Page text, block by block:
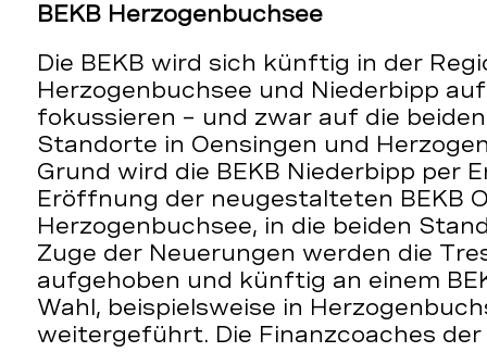
BEKB Herzogenbuchsee
Die BEKB wird sich künftig in der
Herzogenbuchsee und Niederbipp
fokussieren – und zwar auf die
Standorte in Oensingen und
Grund wird die BEKB Niederbipp per
Eröffnung der neugestalteten BEKB
Herzogenbuchsee, in die beiden
Zuge der Neuerungen werden die
aufgehoben und künftig an einem
Wahl, beispielsweise in
weitergeführt. Die Finanzcoaches der